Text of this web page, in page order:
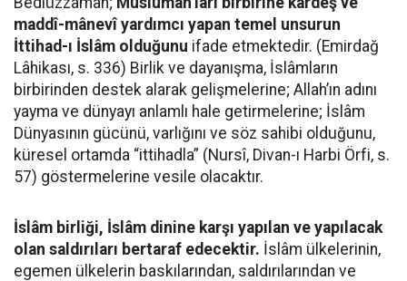
maddî-mânevî yardımcı yapan temel unsurun
İttihad-ı İslâm olduğunu ifade etmektedir. (Emirdağ
Lâhikası, s. 336) Birlik ve dayanışma, İslâmların
birbirinden destek alarak gelişmelerine; Allah’ın adını
yayma ve dünyayı anlamlı hale getirmelerine; İslâm
Dünyasının gücünü, varlığını ve söz sahibi olduğunu,
küresel ortamda “ittihadla” (Nursî, Divan-ı Harbi Örfi, s.
57) göstermelerine vesile olacaktır.
İslâm birliği, İslâm dinine karşı yapılan ve yapılacak
olan saldırıları bertaraf edecektir. İslâm ülkelerinin,
egemen ülkelerin baskılarından, saldırılarından ve